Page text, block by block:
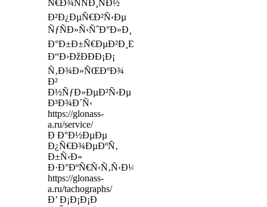
Ñ€Ð¾ÑÑÐ¸ÑÐ½
Ð²Ð¿ÐµÑ€Ð²Ñ‹Ðµ
ÑƒÑÐ»Ñ‹ÑˆÐ°Ð»Ð¸
Ð°Ð±Ð±Ñ€ÐµÐ²Ð¸Ð°Ñ‚ÑƒÑ€Ñƒ
Ð“Ð›ÐžÐÐÐ¡Ð¡
Ñ‚Ð¾Ð»ÑŒÐºÐ¾
Ð²
Ð½ÑƒÐ»ÐµÐ²Ñ‹Ðµ
Ð³Ð¾Ð´Ñ‹
https://glonass-
a.ru/service/
Ð Ð°Ð½ÐµÐµ
Ð¿Ñ€Ð¾ÐµÐºÑ‚
Ð±Ñ‹Ð»
Ð·Ð°ÐºÑ€Ñ‹Ñ‚Ñ‹Ð¼
https://glonass-
a.ru/tachographs/
Ð’ Ð¡Ð¡Ð¡Ð